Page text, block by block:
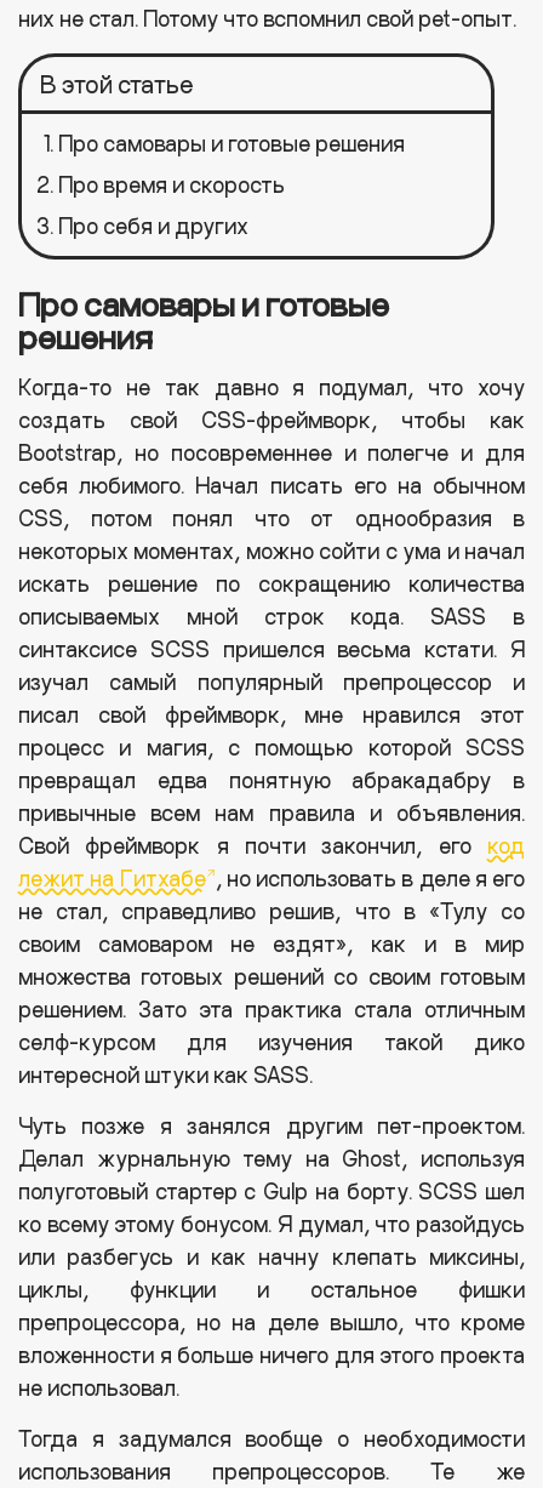
них не стал. Потому что вспомнил свой pet-опыт.
Про самовары и готовые решения
Про время и скорость
Про себя и других
Про самовары и готовые
решения
Когда-то не так давно я подумал, что хочу
создать свой CSS-фреймворк, чтобы как
Bootstrap, но посовременнее и полегче и для
себя любимого. Начал писать его на обычном
CSS, потом понял что от однообразия в
некоторых моментах, можно сойти с ума и начал
искать решение по сокращению количества
описываемых мной строк кода. SASS в
синтаксисе SCSS пришелся весьма кстати. Я
изучал самый популярный препроцессор и
писал свой фреймворк, мне нравился этот
процесс и магия, с помощью которой SCSS
превращал едва понятную абракадабру в
привычные всем нам правила и объявления.
Свой фреймворк я почти закончил, его код
лежит на Гитхабе , но использовать в деле я его
не стал, справедливо решив, что в «Тулу со
своим самоваром не ездят», как и в мир
множества готовых решений со своим готовым
решением. Зато эта практика стала отличным
селф-курсом для изучения такой дико
интересной штуки как SASS.
Чуть позже я занялся другим пет-проектом.
Делал журнальную тему на Ghost, используя
полуготовый стартер с Gulp на борту. SCSS шел
ко всему этому бонусом. Я думал, что разойдусь
или разбегусь и как начну клепать миксины,
циклы, функции и остальное фишки
препроцессора, но на деле вышло, что кроме
вложенности я больше ничего для этого проекта
не использовал.
Тогда я задумался вообще о необходимости
использования препроцессоров. Те же